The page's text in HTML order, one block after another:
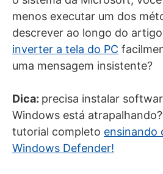
menos executar um dos
descrever ao longo do
inverter a tela do PC
uma mensagem insistente?
Dica: precisa instalar
Windows está
tutorial completo ensinando
Windows Defender!